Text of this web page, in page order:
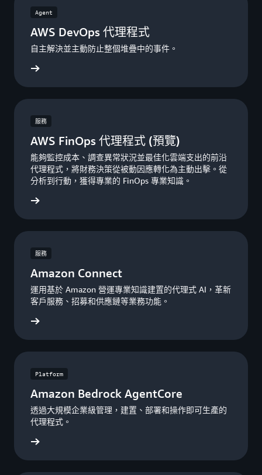
Agent
AWS DevOps 代理程式
自主解決並主動防止整個堆疊中的事件。
服務
AWS FinOps 代理程式 (預覽)
能夠監控成本、調查異常狀況並最佳化雲端支出的前沿
代理程式，將財務決策從被動因應轉化為主動出擊。從
分析到行動，獲得專業的 FinOps 專業知識。
服務
Amazon Connect
運用基於 Amazon 營運專業知識建置的代理式 AI，革新
客戶服務、招募和供應鏈等業務功能。
Platform
Amazon Bedrock AgentCore
透過大規模企業級管理，建置、部署和操作即可生產的
代理程式。